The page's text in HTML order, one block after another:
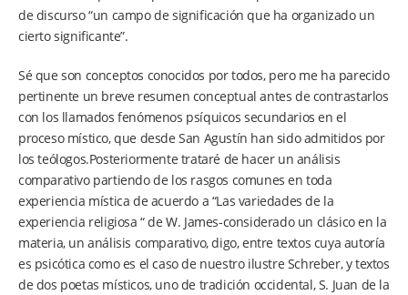
de discurso “un campo de significación que ha organizado un
cierto significante”.
Sé que son conceptos conocidos por todos, pero me ha parecido
pertinente un breve resumen conceptual antes de contrastarlos
con los llamados fenómenos psíquicos secundarios en el
proceso místico, que desde San Agustín han sido admitidos por
los teólogos.Posteriormente trataré de hacer un análisis
comparativo partiendo de los rasgos comunes en toda
experiencia mística de acuerdo a “Las variedades de la
experiencia religiosa “ de W. James-considerado un clásico en la
materia, un análisis comparativo, digo, entre textos cuya autoría
es psicótica como es el caso de nuestro ilustre Schreber, y textos
de dos poetas místicos, uno de tradición occidental, S. Juan de la